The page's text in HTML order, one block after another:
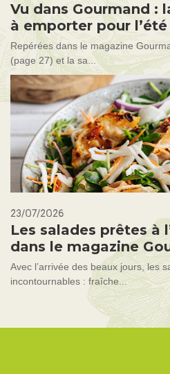
Vu dans Gourmand :
à emporter pour l’été
Repérées dans le magazine
(page 27) et la sa...
23/07/2026
Les salades prêtes à
dans le magazine
Avec l’arrivée des beaux jours, les
incontournables : fraîche...